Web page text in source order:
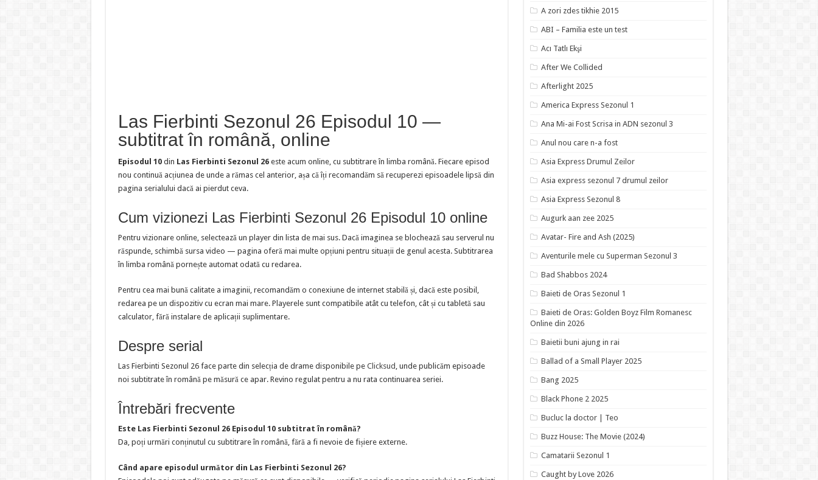
Las Fierbinti Sezonul 26 Episodul 10 —
subtitrat în română, online
Episodul 10din Las Fierbinti Sezonul 26este acum online, cu subtitrare în limba română. Fiecare episod
nou continuă acțiunea de unde a rămas cel anterior, așa că îți recomandăm să recuperezi episoadele lipsă din
pagina serialului dacă ai pierdut ceva.
Cum vizionezi Las Fierbinti Sezonul 26 Episodul 10 online
Pentru vizionare online, selectează un player din lista de mai sus. Dacă imaginea se blochează sau serverul nu
răspunde, schimbă sursa video — pagina oferă mai multe opțiuni pentru situații de genul acesta. Subtitrarea
în limba română pornește automat odată cu redarea.
Pentru cea mai bună calitate a imaginii, recomandăm o conexiune de internet stabilă și, dacă este posibil,
redarea pe un dispozitiv cu ecran mai mare. Playerele sunt compatibile atât cu telefon, cât și cu tabletă sau
calculator, fără instalare de aplicații suplimentare.
Despre serial
Las Fierbinti Sezonul 26 face parte din selecția de drame disponibile pe Clicksud , unde publicăm episoade
noi subtitrate în română pe măsură ce apar. Revino regulat pentru a nu rata continuarea seriei.
Întrebări frecvente
Este Las Fierbinti Sezonul 26 Episodul 10 subtitrat în română?
Da, poți urmări conținutul cu subtitrare în română, fără a fi nevoie de fișiere externe.
Când apare episodul următor din Las Fierbinti Sezonul 26?
A zori zdes tikhie 2015
ABI – Familia este un test
Acı Tatlı Ekşi
After We Collided
Afterlight 2025
America Express Sezonul 1
Ana Mi-ai Fost Scrisa in ADN sezonul 3
Anul nou care n-a fost
Asia Express Drumul Zeilor
Asia express sezonul 7 drumul zeilor
Asia Express Sezonul 8
Augurk aan zee 2025
Avatar- Fire and Ash (2025)
Aventurile mele cu Superman Sezonul 3
Bad Shabbos 2024
Baieti de Oras Sezonul 1
Baieti de Oras: Golden Boyz Film Romanesc
Online din 2026
Baietii buni ajung in rai
Ballad of a Small Player 2025
Bang 2025
Black Phone 2 2025
Bucluc la doctor | Teo
Buzz House: The Movie (2024)
Camatarii Sezonul 1
Caught by Love 2026